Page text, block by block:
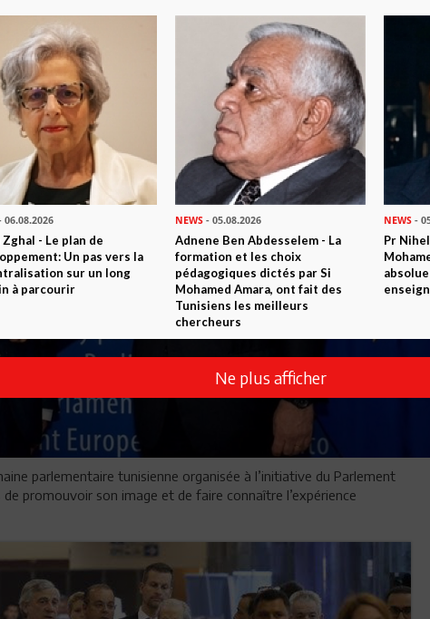
parlementaire tunisienne organisée à l’initiative du Parlement
promouvoir son image et de faire connaître l’expérience
06.08.2026
Zghal - Le plan de
Un pas vers la
sur un long
à parcourir
NEWS - 05.08.2026
Adnene Ben Abdesselem - La
formation et les choix
pédagogiques dictés par Si
Mohamed Amara, ont fait des
Tunisiens les meilleurs
chercheurs
NEWS-
Pr
Ne plus afficher